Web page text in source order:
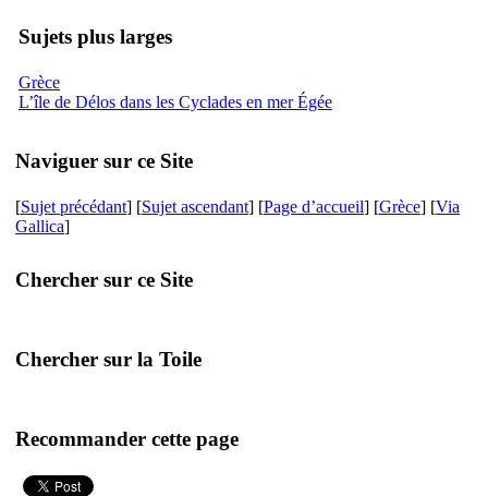
Sujets plus larges
Grèce
L’île de Délos dans les Cyclades en mer Égée
Naviguer sur ce Site
[Sujet précédant] [Sujet ascendant] [Page d’accueil] [Grèce] [Via
Gallica]
Chercher sur ce Site
Chercher sur la Toile
Recommander cette page